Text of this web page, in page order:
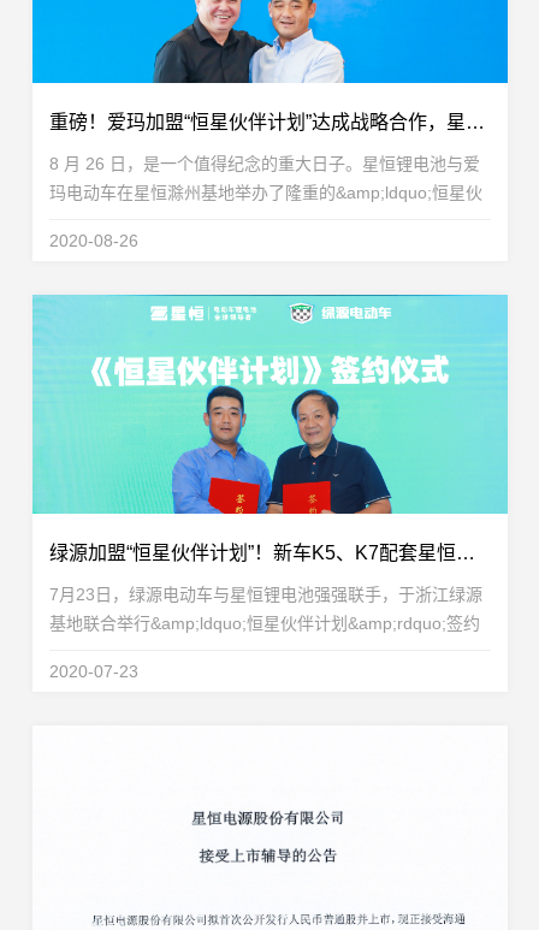
重磅！爱玛加盟“恒星伙伴计划”达成战略合作，星恒&amp;爱玛共创豪锂新时代
8 月 26 日，是一个值得纪念的重大日子。星恒锂电池与爱
玛电动车在星恒滁州基地举办了隆重的&amp;ldquo;恒星伙
推出的&amp;ldquo;恒星伙伴计划&amp;rdquo;，双方...
2020-08-26
绿源加盟“恒星伙伴计划”！新车K5、K7配套星恒锂电池重磅发布！
7月23日，绿源电动车与星恒锂电池强强联手，于浙江绿源
基地联合举行&amp;ldquo;恒星伙伴计划&amp;rdquo;签约
&amp;rdquo;，成为恒星伙伴重要一员！星恒电源董事长兼
2020-07-23